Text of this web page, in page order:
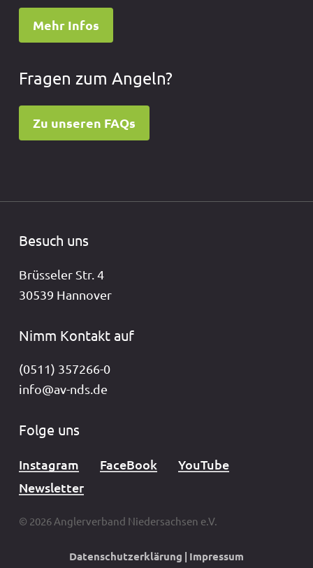
Mehr Infos
Fragen zum Angeln?
Zu unseren FAQs
Besuch uns
Brüsseler Str. 4
30539 Hannover
Nimm Kontakt auf
(0511) 357266-0
info@av-nds.de
Folge uns
Instagram FaceBook
YouTube
Newsletter
© 2026 Anglerverband Niedersachsen e.V.
Datenschutzerklärung | Impressum